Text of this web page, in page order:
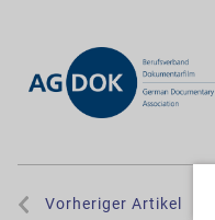
Vorheriger Artikel